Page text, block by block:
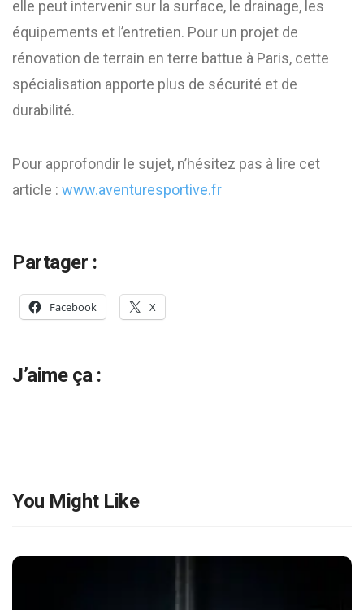
elle peut intervenir sur la surface, le drainage, les
équipements et l’entretien. Pour un projet de
rénovation de terrain en terre battue à Paris, cette
spécialisation apporte plus de sécurité et de
durabilité.
Pour approfondir le sujet, n’hésitez pas à lire cet
article : www.aventuresportive.fr
Partager :
Facebook X
J’aime ça :
You Might Like